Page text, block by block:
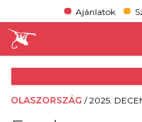
Ajánlatok
OLASZORSZÁG /2025.